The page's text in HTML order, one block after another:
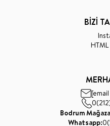
BİZİ
Bodrum
Whatsapp: